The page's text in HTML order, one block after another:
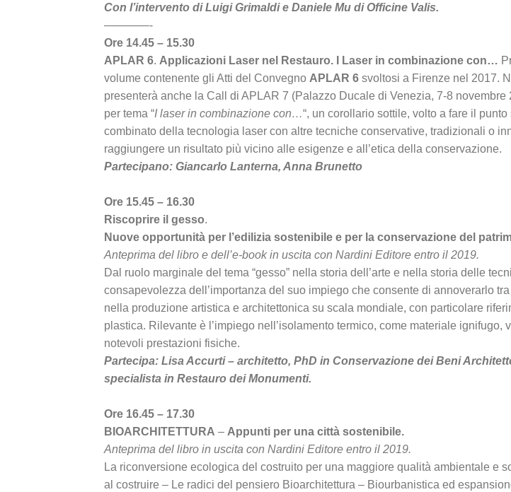
Con l’intervento di Luigi Grimaldi e Daniele Mu di Officine Valis.
————-
Ore 14.45 – 15.30
APLAR 6. Applicazioni Laser nel Restauro. I Laser in combinazione con…
volume contenente gli Atti del Convegno APLAR 6 svoltosi a Firenze nel 2017.
presenterà anche la Call di APLAR 7 (Palazzo Ducale di Venezia, 7-8 novembre
per tema “I laser in combinazione con…“, un corollario sottile, volto a fare il
combinato della tecnologia laser con altre tecniche conservative, tradizionali o
raggiungere un risultato più vicino alle esigenze e all’etica della conservazione.
Partecipano: Giancarlo Lanterna, Anna Brunetto
Ore 15.45 – 16.30
Riscoprire il gesso.
Nuove opportunità per l’edilizia sostenibile e per la conservazione del
Anteprima del libro e dell’e-book in uscita con Nardini Editore entro il 2019.
Dal ruolo marginale del tema “gesso” nella storia dell’arte e nella storia delle
consapevolezza dell’importanza del suo impiego che consente di annoverarlo
nella produzione artistica e architettonica su scala mondiale, con particolare
plastica. Rilevante è l’impiego nell’isolamento termico, come materiale ignifugo,
notevoli prestazioni fisiche.
Partecipa: Lisa Accurti – architetto, PhD in Conservazione dei Beni
specialista in Restauro dei Monumenti.
Ore 16.45 – 17.30
BIOARCHITETTURA – Appunti per una città sostenibile.
Anteprima del libro in uscita con Nardini Editore entro il 2019.
La riconversione ecologica del costruito per una maggiore qualità ambientale e
al costruire – Le radici del pensiero Bioarchitettura – Biourbanistica ed